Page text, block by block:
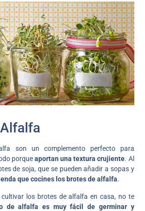
son un complemento perfecto para
porqueaportan una textura crujiente. Al
de soja, que se pueden añadir a sopas y
que cocines los brotes de alfalfa.
los brotes de alfalfa en casa, no te
de alfalfa es muy fácil de germinar y